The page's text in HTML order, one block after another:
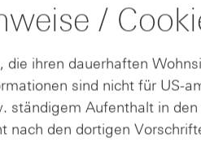
/
ihren dauerhaften
sind nicht für US-
ständigem Aufenthalt in
nach den dortigen